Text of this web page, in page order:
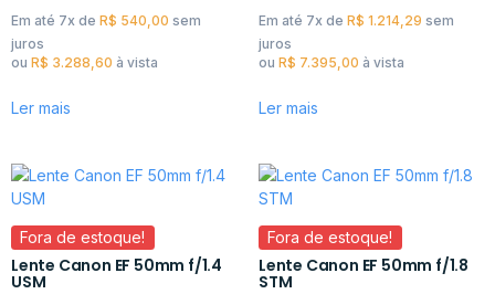
Em até 7x de R$ 540,00 sem
juros
ou R$ 3.288,60 à vista
Ler mais
Em até 7x de R$ 1.214,29 sem
juros
ou R$ 7.395,00 à vista
Ler mais
Fora de estoque!
Lente Canon EF 50mm f/1.4
USM
Fora de estoque!
Lente Canon EF 50mm f/1.8
STM